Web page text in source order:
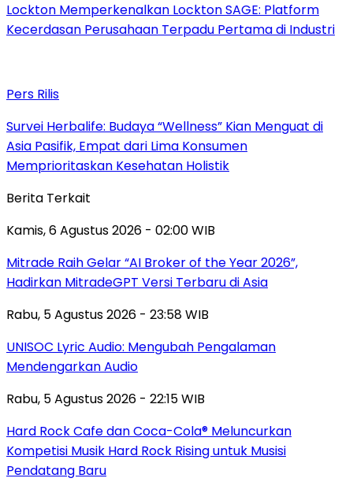
Lockton Memperkenalkan Lockton SAGE: Platform
Kecerdasan Perusahaan Terpadu Pertama di Industri
Pers Rilis
Survei Herbalife: Budaya “Wellness” Kian Menguat di
Asia Pasifik, Empat dari Lima Konsumen
Memprioritaskan Kesehatan Holistik
Berita Terkait
Kamis, 6 Agustus 2026 - 02:00 WIB
Mitrade Raih Gelar “AI Broker of the Year 2026”,
Hadirkan MitradeGPT Versi Terbaru di Asia
Rabu, 5 Agustus 2026 - 23:58 WIB
UNISOC Lyric Audio: Mengubah Pengalaman
Mendengarkan Audio
Rabu, 5 Agustus 2026 - 22:15 WIB
Hard Rock Cafe dan Coca-Cola® Meluncurkan
Kompetisi Musik Hard Rock Rising untuk Musisi
Pendatang Baru